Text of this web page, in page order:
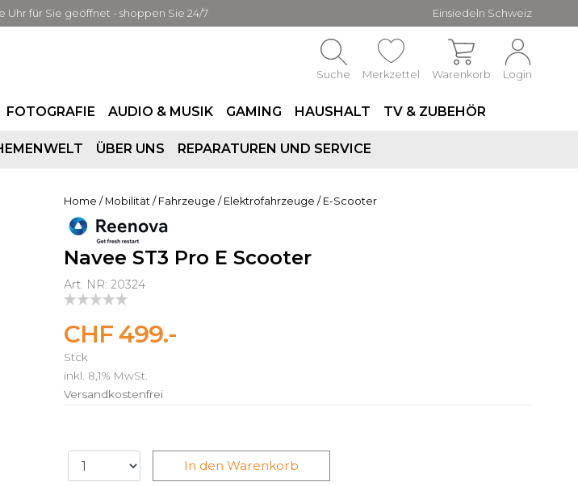
Uhr für Sie geöffnet - shoppen Sie 24/7 Einsiedeln Schweiz
Suche Merkzettel Warenkorb Login
FOTOGRAFIE AUDIO & MUSIK GAMING HAUSHALT TV & ZUBEHÖR
ÜBER UNS REPARATUREN UND SERVICE
Home / Mobilität / Fahrzeuge / Elektrofahrzeuge / E-Scooter
Navee ST3 Pro E Scooter
Art. NR: 20324
CHF 499.-
Stck
inkl. 8,1% MwSt.
Versandkostenfrei
In den Warenkorb